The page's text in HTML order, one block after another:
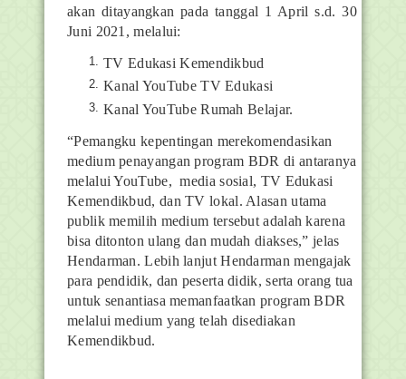
akan ditayangkan pada tanggal 1 April s.d. 30
Juni 2021, melalui:
TV Edukasi Kemendikbud
Kanal YouTube TV Edukasi
Kanal YouTube Rumah Belajar.
“Pemangku kepentingan merekomendasikan
medium penayangan program BDR di antaranya
melalui YouTube, media sosial, TV Edukasi
Kemendikbud, dan TV lokal. Alasan utama
publik memilih medium tersebut adalah karena
bisa ditonton ulang dan mudah diakses,” jelas
Hendarman. Lebih lanjut Hendarman mengajak
para pendidik, dan peserta didik, serta orang tua
untuk senantiasa memanfaatkan program BDR
melalui medium yang telah disediakan
Kemendikbud.